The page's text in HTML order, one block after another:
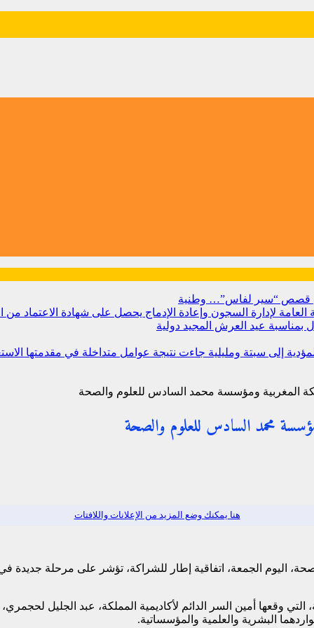
قصص “سير لفاس”… وطنية
العامة لإدارة السجون وإعادة الإدماج يحصل على شهادة الاعتماد
عيد العرش المجيد دولية
إلى سبتة ومليلية جاءت نتيجة عوامل متداخلة في مقدمتها
المغربية ومؤسسة محمد السادس للعلوم والصحة
محمد السادس للعلوم والصحة
هنا يمكنك وضع المزيد من الإعلانات واللافتات
اليوم الجمعة، اتفاقية إطار للشراكة، تؤشر على مرحلة جديدة في
وقعها أمين السر الدائم لأكاديمية المملكة، عبد الجليل
البشرية والعلمية والمؤسساتية.